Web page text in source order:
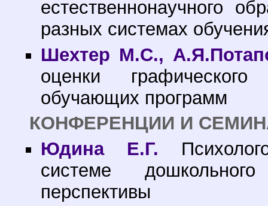
естественнонаучного
разных системах
Шехтер М.С.,
оценки
обучающих программ
КОНФЕРЕНЦИИ И
Юдина Е.Г.
системе
перспективы